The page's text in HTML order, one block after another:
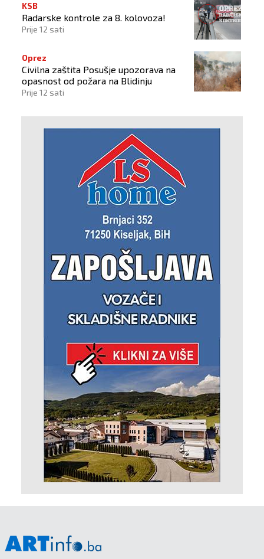
KSB
Radarske kontrole za 8. kolovoza!
Prije 12 sati
Oprez
Civilna zaštita Posušje upozorava na
opasnost od požara na Blidinju
Prije 12 sati